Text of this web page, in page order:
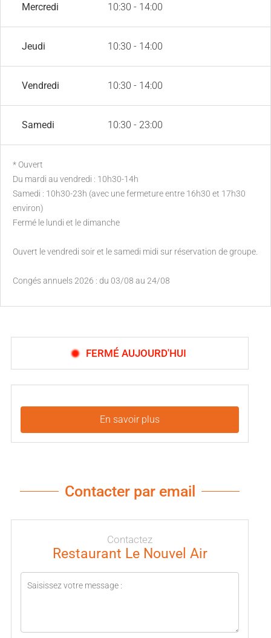
Mercredi 10:30 - 14:00
Jeudi 10:30 - 14:00
Vendredi 10:30 - 14:00
Samedi 10:30 - 23:00
* Ouvert
Du mardi au vendredi : 10h30-14h
Samedi : 10h30-23h (avec une fermeture entre 16h30 et 17h30
environ)
Fermé le lundi et le dimanche
Ouvert le vendredi soir et le samedi midi sur réservation de groupe.
Congés annuels 2026 : du 03/08 au 24/08
FERMÉ AUJOURD'HUI
En savoir plus
Contacter par email
Contactez
Restaurant Le Nouvel Air